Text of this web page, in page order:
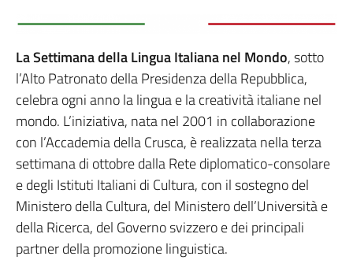
La Settimana della Lingua Italiana nel Mondo, sotto
l’Alto Patronato della Presidenza della Repubblica,
celebra ogni anno la lingua e la creatività italiane nel
mondo. L’iniziativa, nata nel 2001 in collaborazione
con l’Accademia della Crusca, è realizzata nella terza
settimana di ottobre dalla Rete diplomatico-consolare
e degli Istituti Italiani di Cultura, con il sostegno del
Ministero della Cultura, del Ministero dell’Università e
della Ricerca, del Governo svizzero e dei principali
partner della promozione linguistica.